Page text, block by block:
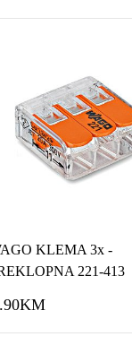
KLEMA 3x -
221-413
KM